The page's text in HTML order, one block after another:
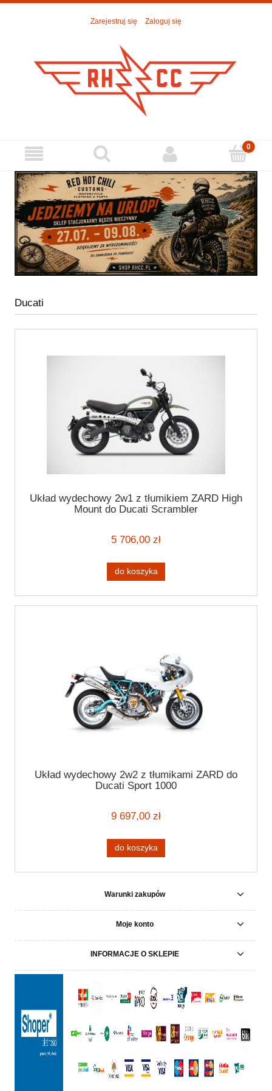
Zarejestruj się Zaloguj się
Ducati
Układ wydechowy 2w1 z tłumikiem ZARD High
Mount do Ducati Scrambler
5 706,00 zł
do koszyka
Układ wydechowy 2w2 z tłumikami ZARD do
Ducati Sport 1000
9 697,00 zł
do koszyka
Warunki zakupów
Moje konto
INFORMACJE O SKLEPIE